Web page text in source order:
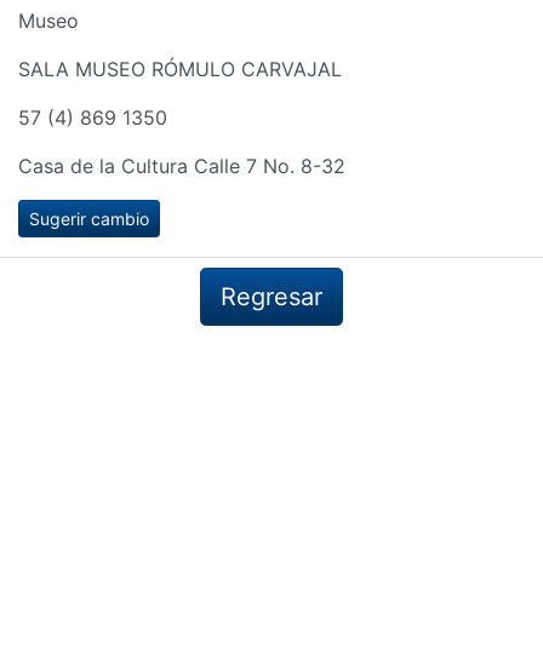
Museo
SALA MUSEO RÓMULO CARVAJAL
57 (4) 869 1350
Casa de la Cultura Calle 7 No. 8-32
Sugerir cambio
Regresar